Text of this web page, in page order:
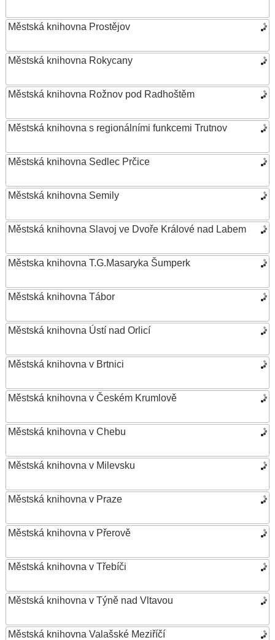
Městská knihovna Prostějov
Městská knihovna Rokycany
Městská knihovna Rožnov pod Radhoštěm
Městská knihovna s regionálními funkcemi Trutnov
Městská knihovna Sedlec Prčice
Městská knihovna Semily
Městská knihovna Slavoj ve Dvoře Králové nad Labem
Městska knihovna T.G.Masaryka Šumperk
Městská knihovna Tábor
Městská knihovna Ústí nad Orlicí
Městská knihovna v Brtnici
Městská knihovna v Českém Krumlově
Městská knihovna v Chebu
Městská knihovna v Milevsku
Městská knihovna v Praze
Městská knihovna v Přerově
Městská knihovna v Třebíči
Městská knihovna v Týně nad Vltavou
Městská knihovna Valašské Meziříčí